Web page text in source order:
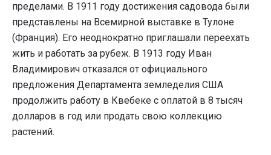
пределами. В 1911 году достижения садовода были
представлены на Всемирной выставке в Тулоне
(Франция). Его неоднократно приглашали переехать
жить и работать за рубеж. В 1913 году Иван
Владимирович отказался от официального
предложения Департамента земледелия США
продолжить работу в Квебеке с оплатой в 8 тысяч
долларов в год или продать свою коллекцию
растений.